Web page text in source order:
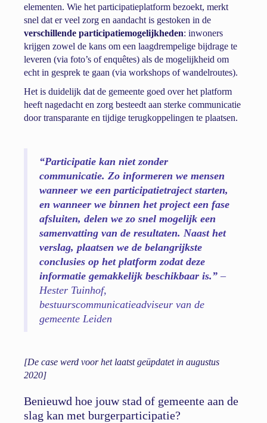
elementen. Wie het participatieplatform bezoekt, merkt
snel dat er veel zorg en aandacht is gestoken in de
verschillende participatiemogelijkheden: inwoners
krijgen zowel de kans om een laagdrempelige bijdrage te
leveren (via foto’s of enquêtes) als de mogelijkheid om
echt in gesprek te gaan (via workshops of wandelroutes).
Het is duidelijk dat de gemeente goed over het platform
heeft nagedacht en zorg besteedt aan sterke communicatie
door transparante en tijdige terugkoppelingen te plaatsen.
“Participatie kan niet zonder
communicatie. Zo informeren we mensen
wanneer we een participatietraject starten,
en wanneer we binnen het project een fase
afsluiten, delen we zo snel mogelijk een
samenvatting van de resultaten. Naast het
verslag, plaatsen we de belangrijkste
conclusies op het platform zodat deze
informatie gemakkelijk beschikbaar is.” –
Hester Tuinhof,
bestuurscommunicatieadviseur van de
gemeente Leiden
[De case werd voor het laatst geüpdatet in augustus
2020]
Benieuwd hoe jouw stad of gemeente aan de
slag kan met burgerparticipatie?